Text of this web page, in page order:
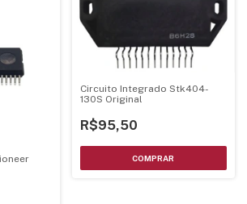
Circuito Integrado Stk404-
130S Original
R$95,50